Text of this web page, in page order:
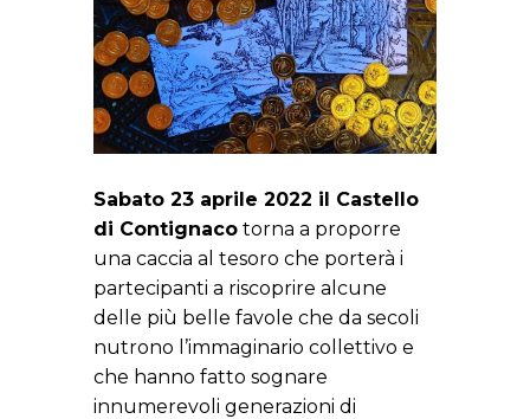
Sabato 23 aprile 2022 il Castello
di Contignaco torna a proporre
una caccia al tesoro che porterà i
partecipanti a riscoprire alcune
delle più belle favole che da secoli
nutrono l’immaginario collettivo e
che hanno fatto sognare
innumerevoli generazioni di